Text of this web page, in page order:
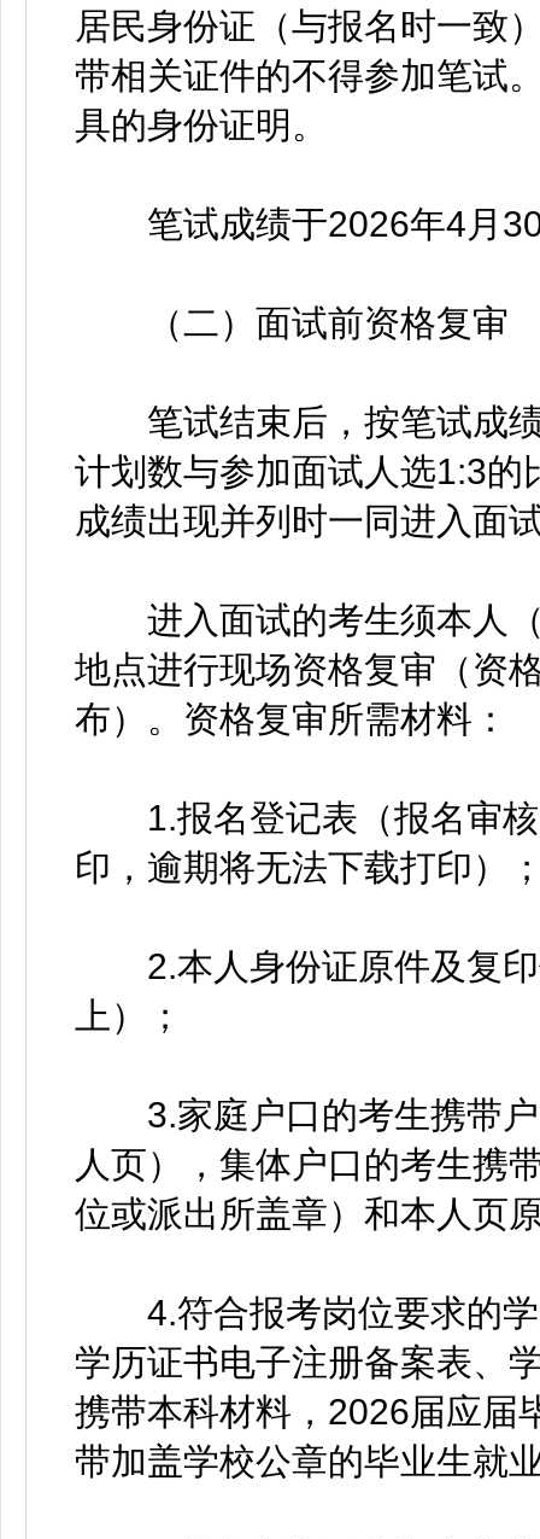
居民身份证（与报名时一致
带相关证件的不得参加笔试
具的身份证明。
笔试成绩于2026年4月30
（二）面试前资格复审
笔试结束后，按笔试成绩
计划数与参加面试人选1:3
成绩出现并列时一同进入面
进入面试的考生须本人（
地点进行现场资格复审（资
布）。资格复审所需材料：
1.报名登记表（报名审核
印，逾期将无法下载打印）
2.本人身份证原件及复印
上）；
3.家庭户口的考生携带户
人页），集体户口的考生携
位或派出所盖章）和本人页
4.符合报考岗位要求的学
学历证书电子注册备案表、
携带本科材料，2026届应届
带加盖学校公章的毕业生就